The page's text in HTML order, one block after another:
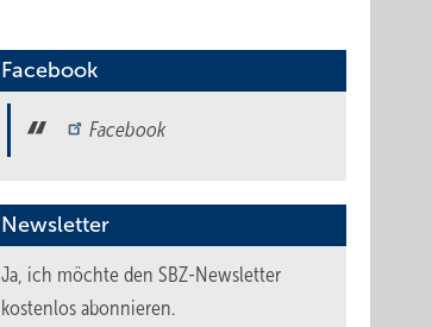
Facebook
Facebook
Newsletter
Ja, ich möchte den SBZ-Newsletter
kostenlos abonnieren.